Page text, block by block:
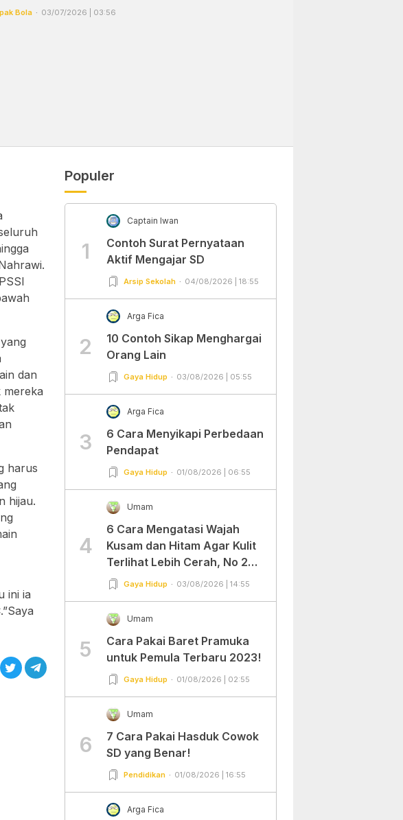
Bola 03/07/2026 | 03:56
dan
mereka
harus
hijau.
ini ia
Populer
1
Captain Iwan
Contoh Surat Pernyataan
Aktif Mengajar SD
Arsip Sekolah 04/08/2026 | 18:55
2
Arga Fica
10 Contoh Sikap Menghargai
Orang Lain
Gaya Hidup 03/08/2026 | 05:55
3
Arga Fica
6 Cara Menyikapi Perbedaan
Pendapat
Gaya Hidup 01/08/2026 | 06:55
4
Umam
6 Cara Mengatasi Wajah
Kusam dan Hitam Agar Kulit
Terlihat Lebih Cerah, No 2
Gampang Banget dan Mudah
Gaya Hidup 03/08/2026 | 14:55
5
Umam
Cara Pakai Baret Pramuka
untuk Pemula Terbaru 2023!
Gaya Hidup 01/08/2026 | 02:55
6
Umam
7 Cara Pakai Hasduk Cowok
SD yang Benar!
Pendidikan 01/08/2026 | 16:55
Arga Fica